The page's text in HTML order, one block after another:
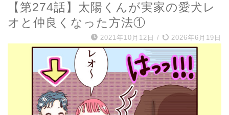
【第274話】太陽くんが実家の愛犬レ
オと仲良くなった方法①
2021年10月12日 / 2026年6月19日